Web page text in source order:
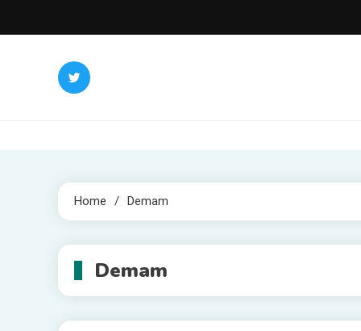
to
Home Demam
Demam